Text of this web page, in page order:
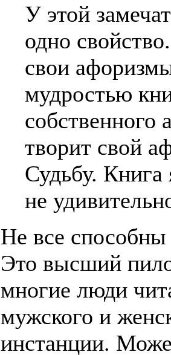
У этой
одно
свои
мудростью
собственного
творит свой
Судьбу. Книга
не
Не все
Это высший
многие люди
мужского и
инстанции.